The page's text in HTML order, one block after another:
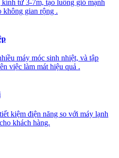
từ 3-7m, tạo luồng gió mạnh
không gian rộng .
máy móc sinh nhiệt, và tập
việc làm mát hiệu quả .
kiệm điện năng so với máy lạnh
khách hàng.